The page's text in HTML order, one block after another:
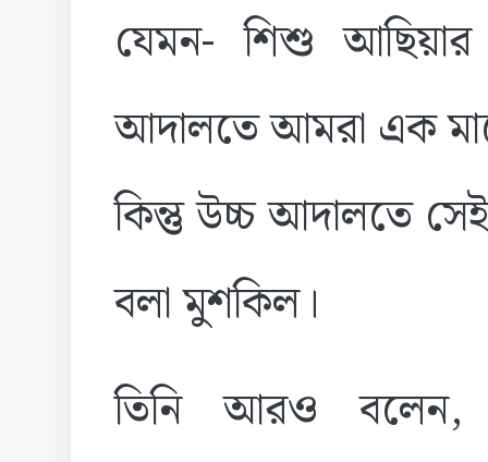
যেমন- শিশু আছিয়ার
আদালতে আমরা এক
কিন্তু উচ্চ আদালতে
বলা মুশকিল।
তিনি আরও বলেন,